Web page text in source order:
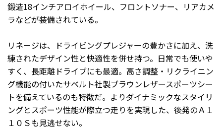
鍛造18インチアロイホイール、フロントソナー、リアカメ
ラなどが装備されている。
リネージは、ドライビングプレジャーの豊かさに加え、洗
練されたデザイン性と快適性を併せ持つ。日常でも使いや
すく、長距離ドライブにも最適。高さ調整・リクライニン
グ機能の付いたサベルト社製ブラウンレザースポーツシー
トを備えているのも特徴だ。よりダイナミックなスタイリ
ングとスポーツ性能が際立つ走りを実現した、後発のＡ１
１０Ｓも見逃せない。